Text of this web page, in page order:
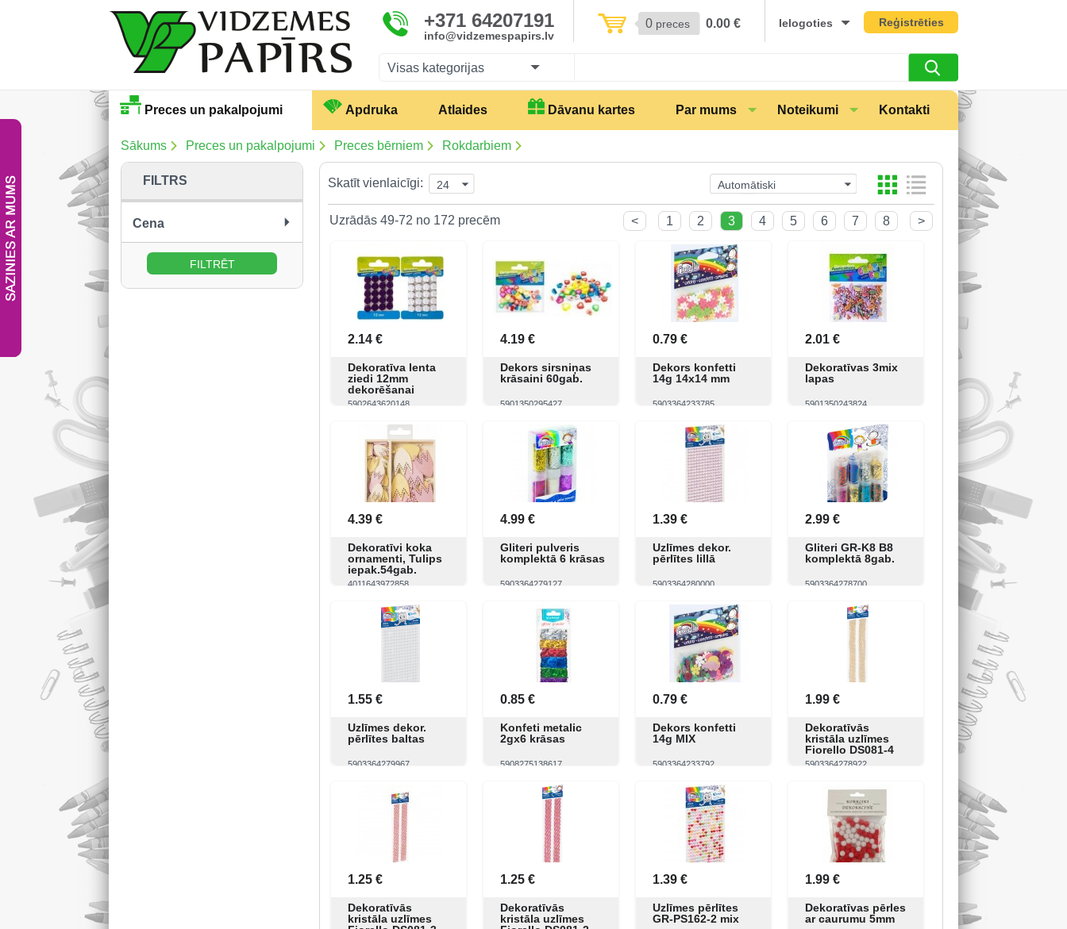
+371 64207191
info@vidzemespapirs.lv
0 preces 0.00 € Ielogoties Reģistrēties
Visas kategorijas
Preces un pakalpojumi Apdruka Atlaides Dāvanu kartes Par mums Noteikumi Kontakti
Sākums Preces un pakalpojumi Preces bērniem Rokdarbiem
FILTRS
Cena
no:
līdz:
Skatīt vienlaicīgi: 24 Automātiski
Uzrādās 49-72 no 172 precēm < 1 2 3 4 5 6 7 8 >
2.14 €
Dekoratīva lenta
ziedi 12mm
dekorēšanai
5902643620148
Skatīt
4.19 €
Dekors sirsniņas
krāsaini 60gab.
5901350295427
Pirkt
0.79 €
Dekors konfetti
14g 14x14 mm
5903364233785
Skatīt Pirkt
2.01 €
Dekoratīvas 3mix
lapas
5901350243824
Skatīt Pirkt
4.39 €
Dekoratīvi koka
ornamenti, Tulips
iepak.54gab.
4011643972858
Skatīt Pirkt
4.99 €
Gliteri pulveris
komplektā 6 krāsas
5903364279127
Skatīt Pirkt
1.39 €
Uzlīmes dekor.
pērlītes lillā
5903364280000
Pirkt
2.99 €
Gliteri GR-K8 B8
komplektā 8gab.
5903364278700
1.55 €
Uzlīmes dekor.
pērlītes baltas
5903364279967
0.85 €
Konfeti metalic
2gx6 krāsas
5908275138617
0.79 €
Dekors konfetti
14g MIX
5903364233792
Skatīt Pirkt
1.99 €
Dekoratīvās
kristāla uzlīmes
Fiorello DS081-4
5903364278922
Skatīt Pirkt
1.25 €
Dekoratīvās
kristāla uzlīmes
1.25 €
Dekoratīvās
kristāla uzlīmes
1.39 €
Uzlīmes pērlītes
GR-PS162-2 mix
1.99 €
Dekoratīvas pērles
ar caurumu 5mm